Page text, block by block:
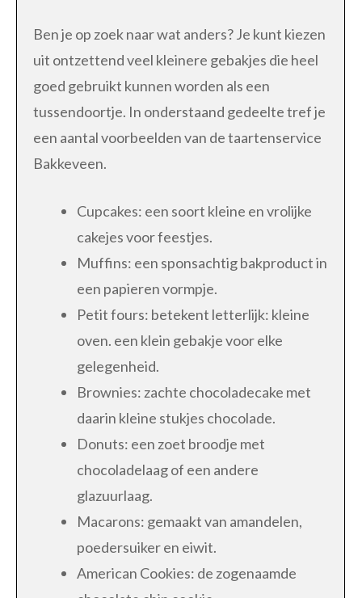
Ben je op zoek naar wat anders? Je kunt kiezen
uit ontzettend veel kleinere gebakjes die heel
goed gebruikt kunnen worden als een
tussendoortje. In onderstaand gedeelte tref je
een aantal voorbeelden van de taartenservice
Bakkeveen.
Cupcakes: een soort kleine en vrolijke
cakejes voor feestjes.
Muffins: een sponsachtig bakproduct in
een papieren vormpje.
Petit fours: betekent letterlijk: kleine
oven. een klein gebakje voor elke
gelegenheid.
Brownies: zachte chocoladecake met
daarin kleine stukjes chocolade.
Donuts: een zoet broodje met
chocoladelaag of een andere
glazuurlaag.
Macarons: gemaakt van amandelen,
poedersuiker en eiwit.
American Cookies: de zogenaamde